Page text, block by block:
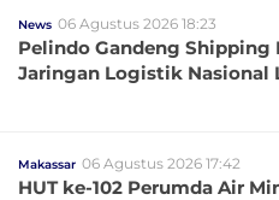
News 06 Agustus 2026 18:23
Pelindo Gandeng Shipping
Jaringan Logistik Nasional
Makassar 06 Agustus 2026 17:42
HUT ke-102 Perumda Air